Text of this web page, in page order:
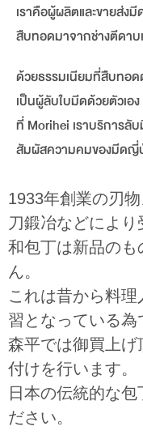
เราคือผู้ผลิตและขายส่ง
สืบทอดมาจากช่างตีดาบ
ด้วยธรรมเนียมที่สืบทอ
เป็นผู้ลับใบมีดด้วยตัวเอ
ที่ Morihei เราบริการ
สัมผัสความคมของมีดญี่
1933年創業の刃
刀鍛冶などにより
和包丁は新品のも
ん。
これは昔から料
習となっている為
森平では御買上げ
付けを行います。
日本の伝統的な
ださい。